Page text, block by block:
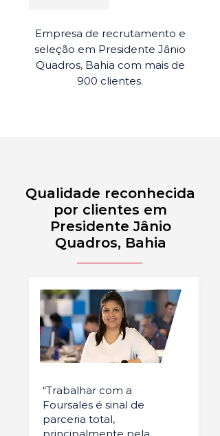
Empresa de recrutamento e
seleção em Presidente Jânio
Quadros, Bahia com mais de
900 clientes.
Qualidade reconhecida
por clientes em
Presidente Jânio
Quadros, Bahia
“Trabalhar com a
Foursales é sinal de
parceria total,